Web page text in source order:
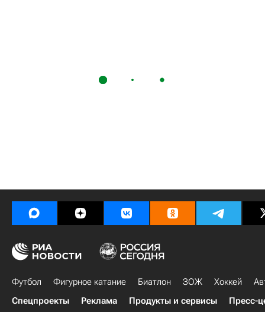
Футбол Фигурное катание Биатлон ЗОЖ Хоккей
Спецпроекты
Реклама Продукты и сервисы Пресс-